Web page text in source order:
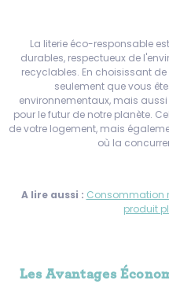
La literie éco-responsable
durables, respectueux de
recyclables. En choisissant
seulement que vous
environnementaux, mais
pour le futur de notre planète.
de votre logement, mais
où la
A lire aussi : Consommation
produit
Les Avantages